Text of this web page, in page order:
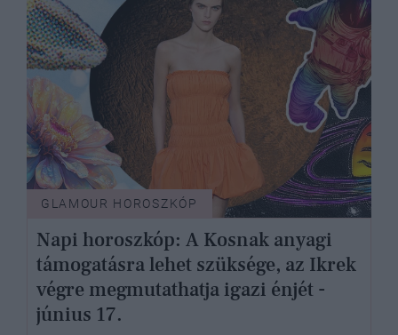
GLAMOUR HOROSZKÓP
Napi horoszkóp: A Kosnak anyagi
támogatásra lehet szüksége, az Ikrek
végre megmutathatja igazi énjét -
június 17.